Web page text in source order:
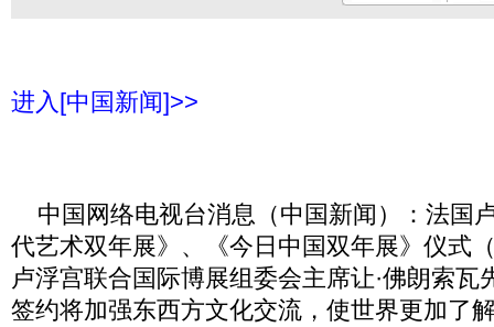
进入[中国新闻]>>
中国网络电视台消息（中国新闻）：法国
代艺术双年展》、《今日中国双年展》仪式
卢浮宫联合国际博展组委会主席让·佛朗索瓦
签约将加强东西方文化交流，使世界更加了